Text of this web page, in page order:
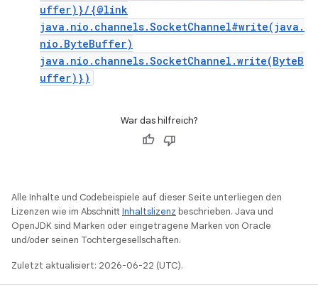
uffer)}/{@link
java.nio.channels.SocketChannel#write(java.
nio.ByteBuffer)
java.nio.channels.SocketChannel.write(ByteB
uffer)})
War das hilfreich?
Alle Inhalte und Codebeispiele auf dieser Seite unterliegen den
Lizenzen wie im AbschnittInhaltslizenz beschrieben. Java und
OpenJDK sind Marken oder eingetragene Marken von Oracle
und/oder seinen Tochtergesellschaften.
Zuletzt aktualisiert: 2026-06-22 (UTC).